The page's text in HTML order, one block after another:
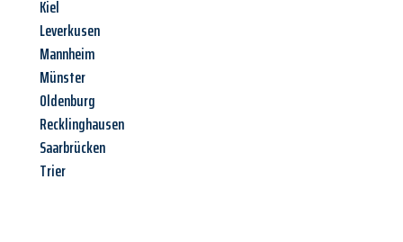
Kiel
Leverkusen
Mannheim
Münster
Oldenburg
Recklinghausen
Saarbrücken
Trier